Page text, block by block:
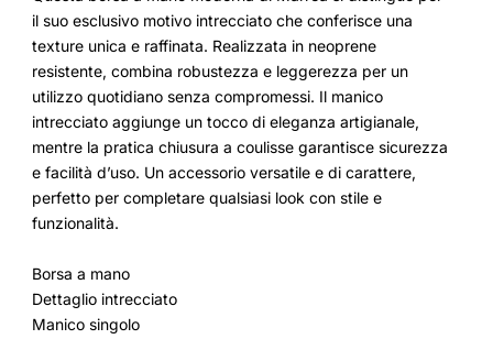
il suo esclusivo motivo intrecciato che conferisce una
texture unica e raffinata. Realizzata in neoprene
resistente, combina robustezza e leggerezza per un
utilizzo quotidiano senza compromessi. Il manico
intrecciato aggiunge un tocco di eleganza artigianale,
mentre la pratica chiusura a coulisse garantisce sicurezza
e facilità d’uso. Un accessorio versatile e di carattere,
perfetto per completare qualsiasi look con stile e
funzionalità.
Borsa a mano
Dettaglio intrecciato
Manico singolo